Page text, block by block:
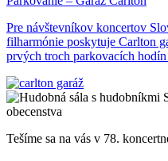
Pre návštevníkov koncertov
filharmónie poskytuje Carlton
prvých troch parkovacích
Tešíme sa na vás v 78.